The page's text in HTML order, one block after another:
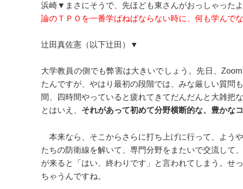
浜崎▼まさにそうで、先ほども東さんがおっしゃった
論のＴＰＯを一番学ばねばならない時に、何も学んで
辻田真佐憲（以下辻田）▼
大学教員の側でも弊害は大きいでしょう。先日、
たんですが、やはり最初の段階では、みな厳しい質問
間、四時間やっていると疲れてきてだんだんと大雑把
とはいえ、 それがあって初めて分野横断的な、豊かな
本来なら、そこからさらに打ち上げに行って、よう
たちの防衛線を解いて、専門分野をまたいで交流して
が来ると「はい、終わりです」と言われてしまう。せ
ちゃうんですね。